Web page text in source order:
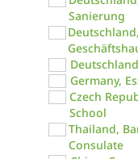
Sanierung
Germany,
Czech
School
Thailand,
Consulate